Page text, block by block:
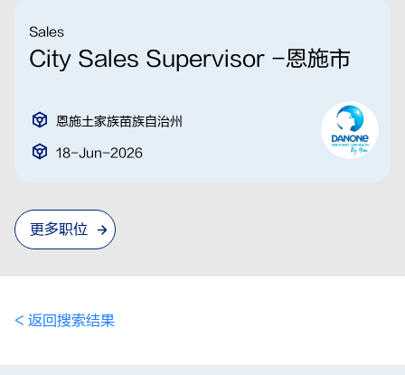
Sales
City Sales Supervisor -恩施市
恩施土家族苗族自治州
18-Jun-2026
更多职位
< 返回搜索结果